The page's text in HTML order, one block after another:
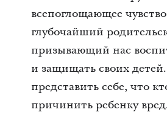
всепоглощающее
глубочайший
призывающий нас
и защищать своих
представить себе, что
причинить ребенку